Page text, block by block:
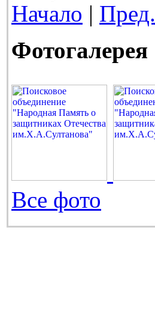
Начало | Пред.
Фотогалерея
Все фото